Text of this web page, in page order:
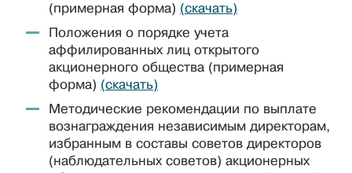
(примерная форма) (скачать)
Положения о порядке учета
аффилированных лиц открытого
акционерного общества (примерная
форма) (скачать)
Методические рекомендации по выплате
вознаграждения независимым директорам,
избранным в составы советов директоров
(наблюдательных советов) акционерных